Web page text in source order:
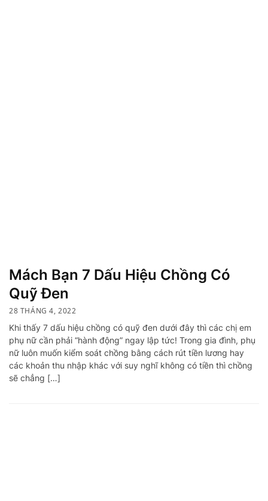
Mách Bạn 7 Dấu Hiệu Chồng Có
Quỹ Đen
28 THÁNG 4, 2022
Khi thấy 7 dấu hiệu chồng có quỹ đen dưới đây thì các chị em
phụ nữ cần phải “hành động” ngay lập tức! Trong gia đình, phụ
nữ luôn muốn kiểm soát chồng bằng cách rút tiền lương hay
các khoản thu nhập khác với suy nghĩ không có tiền thì chồng
sẽ chẳng […]